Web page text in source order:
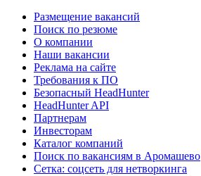
Размещение вакансий
Поиск по резюме
О компании
Наши вакансии
Реклама на сайте
Требования к ПО
Безопасный HeadHunter
HeadHunter API
Партнерам
Инвесторам
Каталог компаний
Поиск по вакансиям в Аромашево
Сетка: соцсеть для нетворкинга